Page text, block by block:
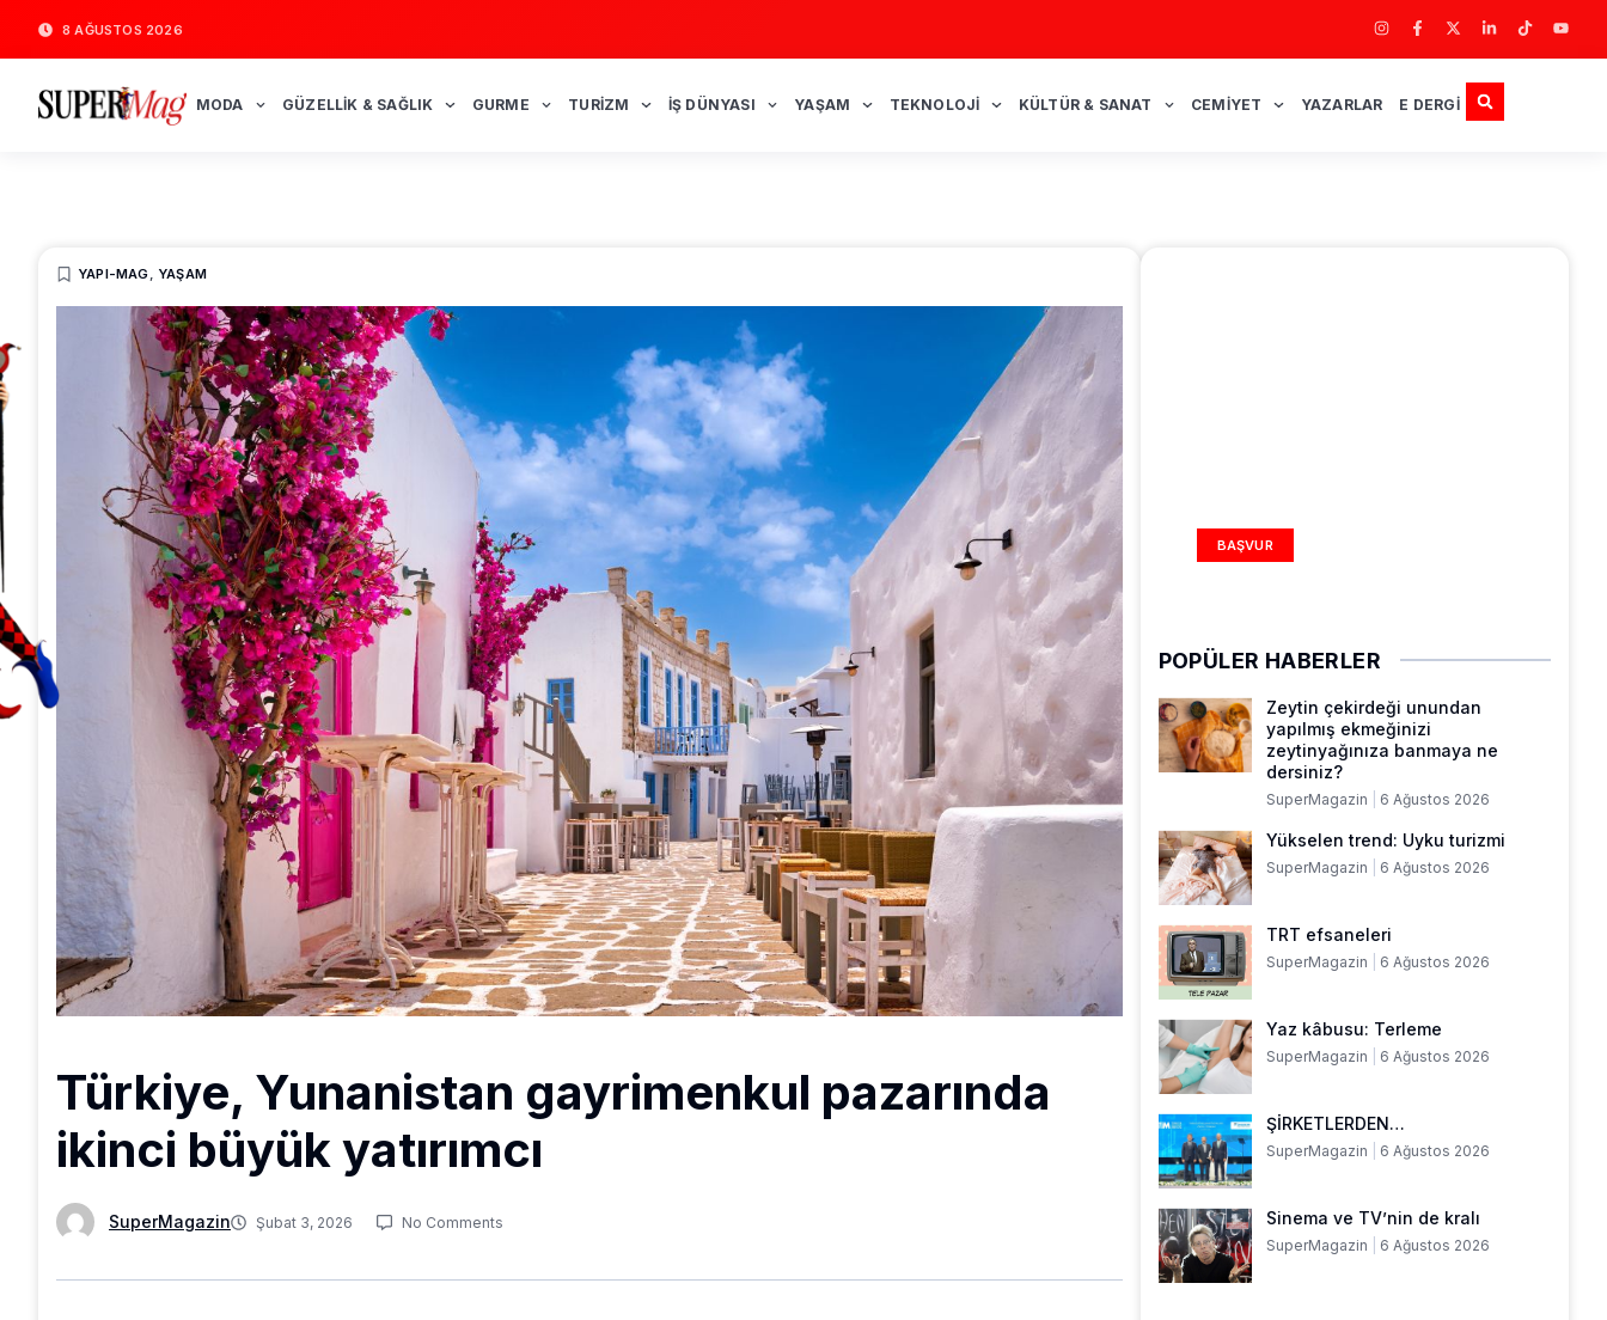
8 AĞUSTOS 2026
MODA GÜZELLIK & SAĞLIK GURME TURIZM İŞ DÜNYASI YAŞAM TEKNOLOJI KÜLTÜR & SANAT CEMIYET YAZARLAR E DERGI
YAPI-MAG, YAŞAM
Türkiye, Yunanistan gayrimenkul pazarında
ikinci büyük yatırımcı
SuperMagazin Şubat 3, 2026 No Comments
BAŞVUR
POPÜLER HABERLER
Zeytin çekirdeği unundan
yapılmış ekmeğinizi
zeytinyağınıza banmaya ne
dersiniz?
SuperMagazin 6 Ağustos 2026
Yükselen trend: Uyku turizmi
SuperMagazin 6 Ağustos 2026
TRT efsaneleri
SuperMagazin 6 Ağustos 2026
Yaz kâbusu: Terleme
SuperMagazin 6 Ağustos 2026
ŞİRKETLERDEN…
SuperMagazin 6 Ağustos 2026
Sinema ve TV’nin de kralı
SuperMagazin 6 Ağustos 2026